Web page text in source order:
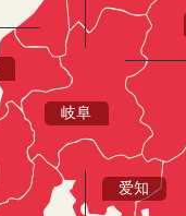
爱知
岐阜